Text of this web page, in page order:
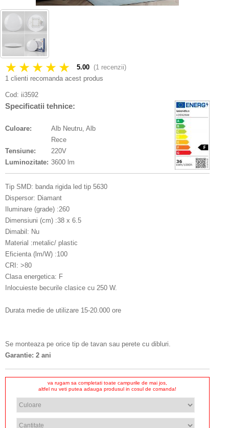
★★★★★ 5.00 (1 recenzii)
1 clienti recomanda acest produs
Cod: ii3592
Specificatii tehnice:
Culoare:
Alb Neutru, Alb
Rece
Tensiune:
220V
Luminozitate: 3600 lm
Tip SMD: banda rigida led tip 5630
Dispersor: Diamant
Iluminare (grade) :260
Dimensiuni (cm) :38 x 6.5
Dimabil: Nu
Material :metalic/ plastic
Eficienta (lm/W) :100
CRI: >80
Clasa energetica: F
Inlocuieste becurile clasice cu 250 W.
Durata medie de utilizare 15-20.000 ore
Se monteaza pe orice tip de tavan sau perete cu dibluri.
Garantie: 2 ani
va rugam sa completati toate campurile de mai jos,
altfel nu veti putea adauga produsul in cosul de comanda!